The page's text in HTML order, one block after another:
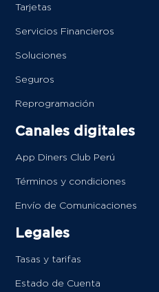
Tarjetas
Servicios Financieros
Soluciones
Seguros
Reprogramación
Canales digitales
App Diners Club Perú
Términos y condiciones
Envío de Comunicaciones
Legales
Tasas y tarifas
Estado de Cuenta